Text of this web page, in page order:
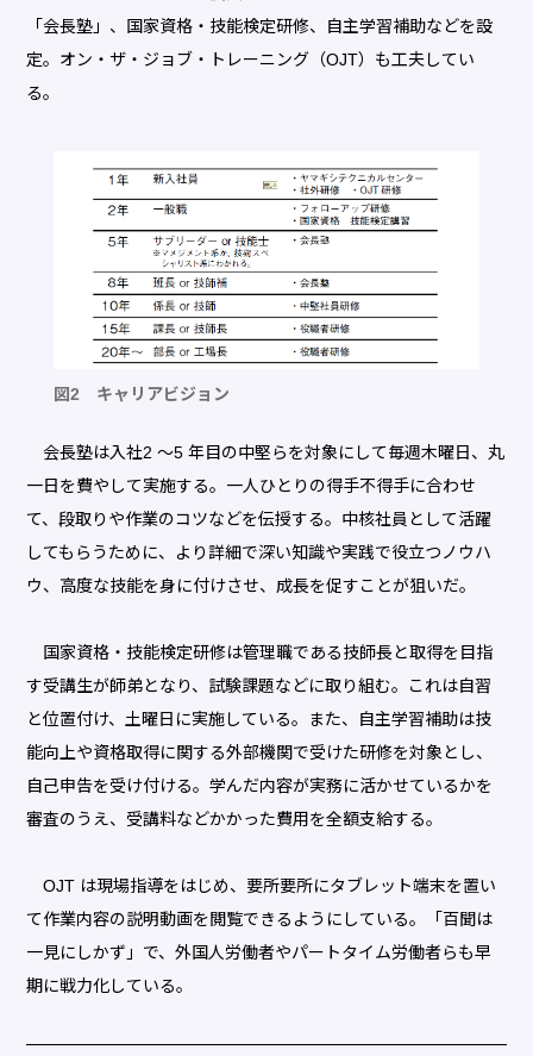
「会長塾」、国家資格・技能検定研修、自主学習補助などを設
定。オン・ザ・ジョブ・トレーニング（OJT）も工夫してい
る。
図2 キャリアビジョン
会長塾は入社2 〜5 年目の中堅らを対象にして毎週木曜日、丸
一日を費やして実施する。一人ひとりの得手不得手に合わせ
て、段取りや作業のコツなどを伝授する。中核社員として活躍
してもらうために、より詳細で深い知識や実践で役立つノウハ
ウ、高度な技能を身に付けさせ、成長を促すことが狙いだ。
国家資格・技能検定研修は管理職である技師長と取得を目指
す受講生が師弟となり、試験課題などに取り組む。これは自習
と位置付け、土曜日に実施している。また、自主学習補助は技
能向上や資格取得に関する外部機関で受けた研修を対象とし、
自己申告を受け付ける。学んだ内容が実務に活かせているかを
審査のうえ、受講料などかかった費用を全額支給する。
OJT は現場指導をはじめ、要所要所にタブレット端末を置い
て作業内容の説明動画を閲覧できるようにしている。「百聞は
一見にしかず」で、外国人労働者やパートタイム労働者らも早
期に戦力化している。